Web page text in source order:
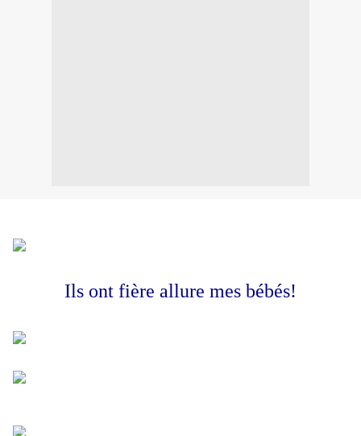
Ils ont fière allure mes bébés!